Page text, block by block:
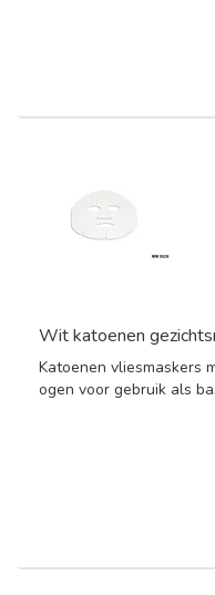
Wit katoenen
Katoenen vliesmaskers
ogen voor gebruik als